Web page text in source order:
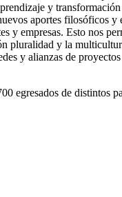
y
aportes filosóficos y
y empresas. Esto nos
pluralidad y la
y alianzas de proyectos
egresados de distintos